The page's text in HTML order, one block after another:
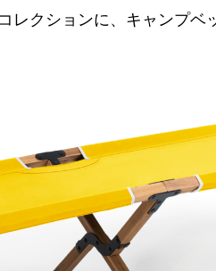
レクションに、キャンプベ